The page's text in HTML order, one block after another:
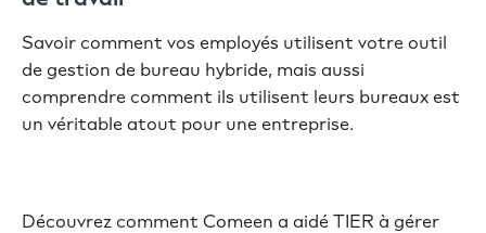
Savoir comment vos employés utilisent votre outil
de gestion de bureau hybride, mais aussi
comprendre comment ils utilisent leurs bureaux est
un véritable atout pour une entreprise.
Découvrez comment Comeen a aidé TIER à gérer